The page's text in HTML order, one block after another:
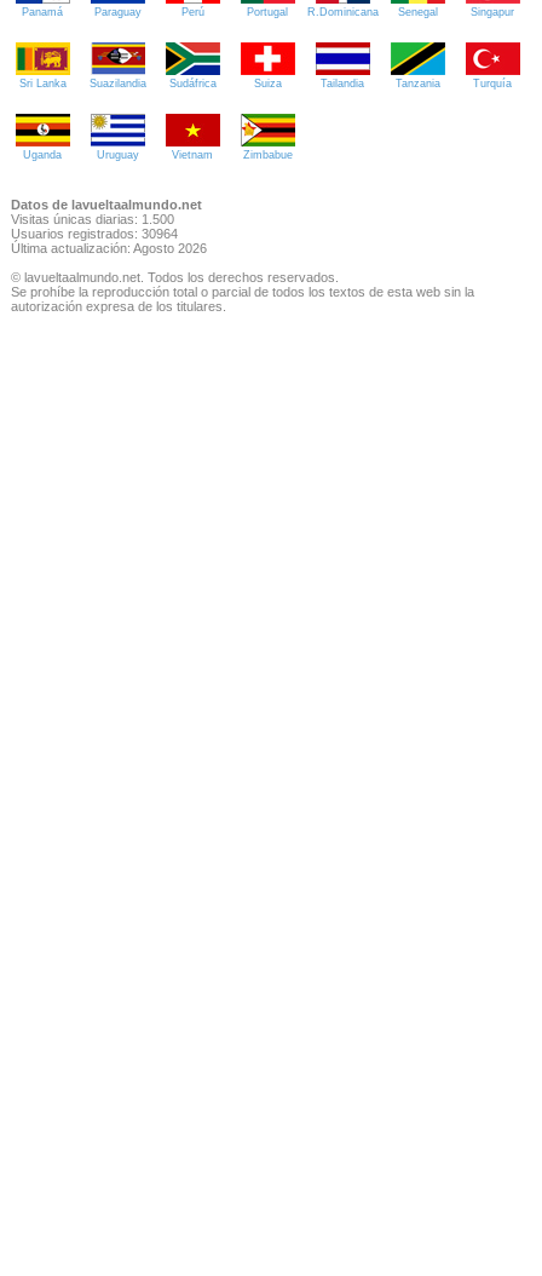
Panamá Paraguay Perú Portugal R.Dominicana Senegal Singapur
Sri Lanka Suazilandia Sudáfrica Suiza Tailandia Tanzania Turquía
Uganda Uruguay Vietnam Zimbabue
Datos de lavueltaalmundo.net
Visitas únicas diarias: 1.500
Usuarios registrados: 30964
Última actualización: Agosto 2026
© lavueltaalmundo.net. Todos los derechos reservados.
Se prohíbe la reproducción total o parcial de todos los textos de esta web sin la
autorización expresa de los titulares.